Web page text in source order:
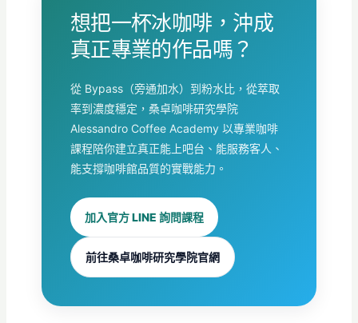
想把一杯冰咖啡，沖成
真正專業的作品嗎？
從 Bypass（旁通加水）到粉水比，從萃取
率到濃度穩定，桑卓咖啡研究學院
Alessandro Coffee Academy 以專業咖啡
課程陪你建立真正能上吧台、能服務客人、
能支撐咖啡館品質的實戰能力。
加入官方 LINE 詢問課程
前往桑卓咖啡研究學院官網